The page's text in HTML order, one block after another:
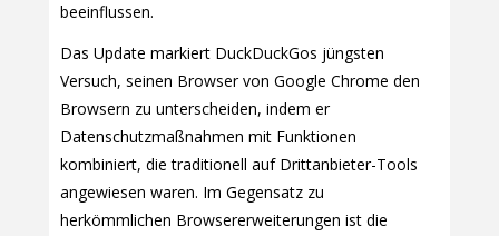
beeinflussen.
Das Update markiert DuckDuckGos jüngsten
Versuch, seinen Browser von Google Chrome den
Browsern zu unterscheiden, indem er
Datenschutzmaßnahmen mit Funktionen
kombiniert, die traditionell auf Drittanbieter-Tools
angewiesen waren. Im Gegensatz zu
herkömmlichen Browsererweiterungen ist die